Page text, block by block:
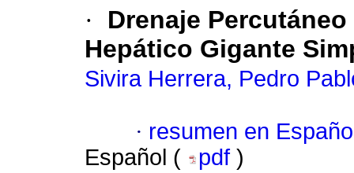
·
Drenaje
Hepático Gigante
Sivira Herrera, Pedro
· resumen en
Español (
pdf )